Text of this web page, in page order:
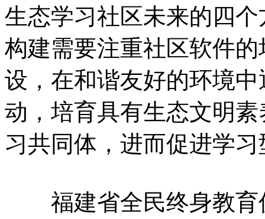
生态学习社区未来的四
构建需要注重社区软件
设，在和谐友好的环境
动，培育具有生态文明
习共同体，进而促进学
福建省全民终身教育